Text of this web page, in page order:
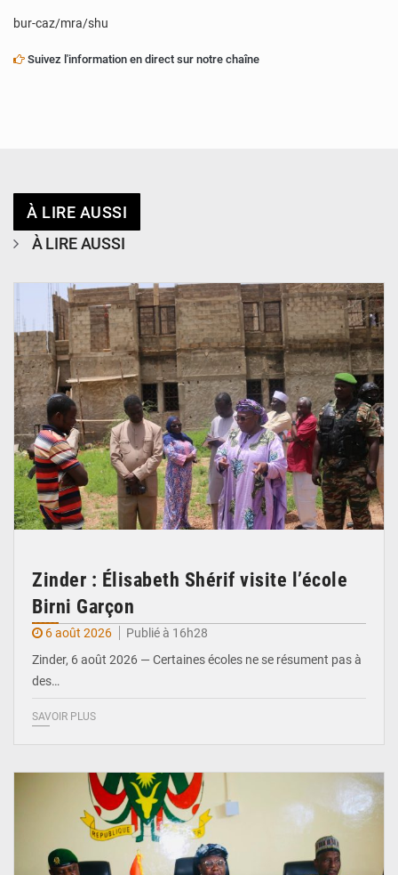
bur-caz/mra/shu
Suivez l'information en direct sur notre chaîne
À LIRE AUSSI
À LIRE AUSSI
Zinder : Élisabeth Shérif visite l’école
Birni Garçon
6 août 2026
Publié à 16h28
Zinder, 6 août 2026 — Certaines écoles ne se résument pas à
des…
SAVOIR PLUS